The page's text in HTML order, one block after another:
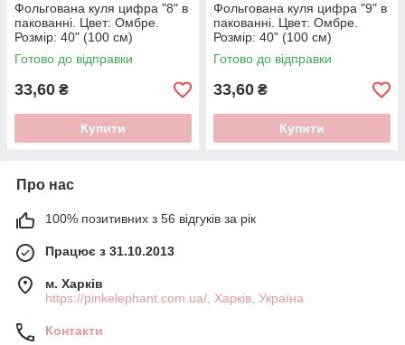
Фольгована куля цифра "8" в
пакованні. Цвет: Омбре.
Розмір: 40" (100 см)
Готово до відправки
33,60 ₴
Купити
Фольгована куля цифра "9" в
пакованні. Цвет: Омбре.
Розмір: 40" (100 см)
Готово до відправки
33,60 ₴
Купити
Про нас
100% позитивних з 56 відгуків за рік
Працює з 31.10.2013
м. Харків
https://pinkelephant.com.ua/, Харків, Україна
Контакти